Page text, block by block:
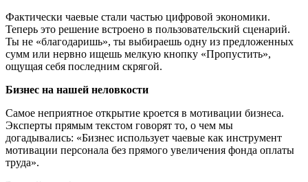
Фактически чаевые стали частью цифровой экономики.
Теперь это решение встроено в пользовательский сценарий.
Ты не «благодаришь», ты выбираешь одну из предложенных
сумм или нервно ищешь мелкую кнопку «Пропустить»,
ощущая себя последним скрягой.
Бизнес на нашей неловкости
Самое неприятное открытие кроется в мотивации бизнеса.
Эксперты прямым текстом говорят то, о чем мы
догадывались: «Бизнес использует чаевые как инструмент
мотивации персонала без прямого увеличения фонда оплаты
труда».